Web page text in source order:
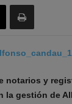
notarios y
la gestión de